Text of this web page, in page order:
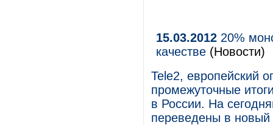
15.03.2012 20%
качестве (Новости)
Tele2, европейский
промежуточные
в России. На
переведены в